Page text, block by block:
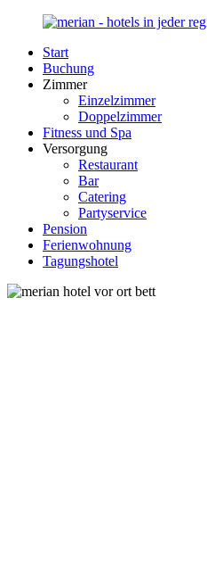
Zurück
Inhalt
Merian-
Hotel.de
Portal
Unterkunft
Deutschland
Start
Buchung
Zimmer
Einzelzimmer
Doppelzimmer
Fitness und Spa
Versorgung
Restaurant
Bar
Catering
Partyservice
Pension
Ferienwohnung
Tagungshotel